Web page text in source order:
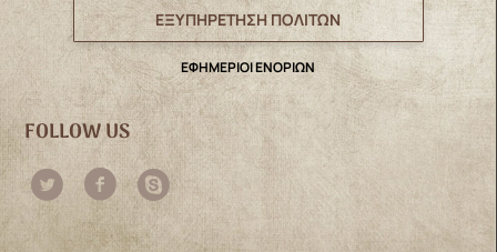
ΕΞΥΠΗΡΕΤΗΣΗ ΠΟΛΙΤΩΝ
ΕΦΗΜΕΡΙΟΙ ΕΝΟΡΙΩΝ
FOLLOW US